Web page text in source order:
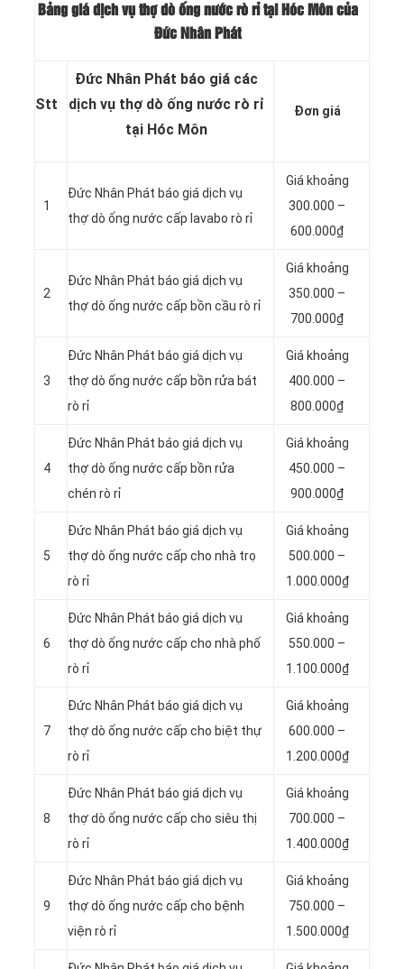
Bảng giá dịch vụ thợ dò ống nước rò rỉ tại Hóc Môn của
Đức Nhân Phát
Stt
Đức Nhân Phát báo giá các
dịch vụ thợ dò ống nước rò rỉ
tại Hóc Môn
Đơn giá
1
Đức Nhân Phát báo giá dịch vụ
thợ dò ống nước cấp lavabo rò rỉ
Giá khoảng
300.000 –
600.000₫
2
Đức Nhân Phát báo giá dịch vụ
thợ dò ống nước cấp bồn cầu rò rỉ
Giá khoảng
350.000 –
700.000₫
3
Đức Nhân Phát báo giá dịch vụ
thợ dò ống nước cấp bồn rửa bát
rò rỉ
Giá khoảng
400.000 –
800.000₫
4
Đức Nhân Phát báo giá dịch vụ
thợ dò ống nước cấp bồn rửa
chén rò rỉ
Giá khoảng
450.000 –
900.000₫
5
Đức Nhân Phát báo giá dịch vụ
thợ dò ống nước cấp cho nhà trọ
rò rỉ
Giá khoảng
500.000 –
1.000.000₫
6
Đức Nhân Phát báo giá dịch vụ
thợ dò ống nước cấp cho nhà phố
rò rỉ
Giá khoảng
550.000 –
1.100.000₫
7
Đức Nhân Phát báo giá dịch vụ
thợ dò ống nước cấp cho biệt thự
rò rỉ
Giá khoảng
600.000 –
1.200.000₫
8
Đức Nhân Phát báo giá dịch vụ
thợ dò ống nước cấp cho siêu thị
rò rỉ
Giá khoảng
700.000 –
1.400.000₫
9
Đức Nhân Phát báo giá dịch vụ
thợ dò ống nước cấp cho bệnh
viện rò rỉ
Giá khoảng
750.000 –
1.500.000₫